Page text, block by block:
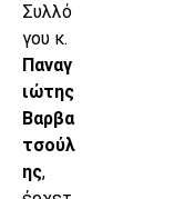
Συλλό
γου κ.
Παναγ
ιώτης
Βαρβα
τσούλ
ης,